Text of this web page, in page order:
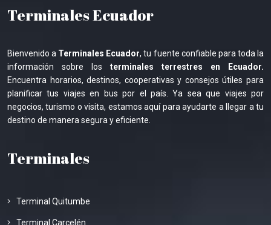
Terminales Ecuador
Bienvenido a Terminales Ecuador, tu fuente confiable para toda la
información sobre los terminales terrestres en Ecuador.
Encuentra horarios, destinos, cooperativas y consejos útiles para
planificar tus viajes en bus por el país. Ya sea que viajes por
negocios, turismo o visita, estamos aquí para ayudarte a llegar a tu
destino de manera segura y eficiente.
Terminales
Terminal Quitumbe
Terminal Carcelén